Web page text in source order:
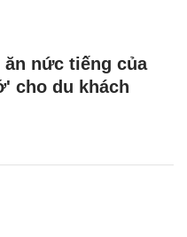
ăn nức tiếng của
cho du khách